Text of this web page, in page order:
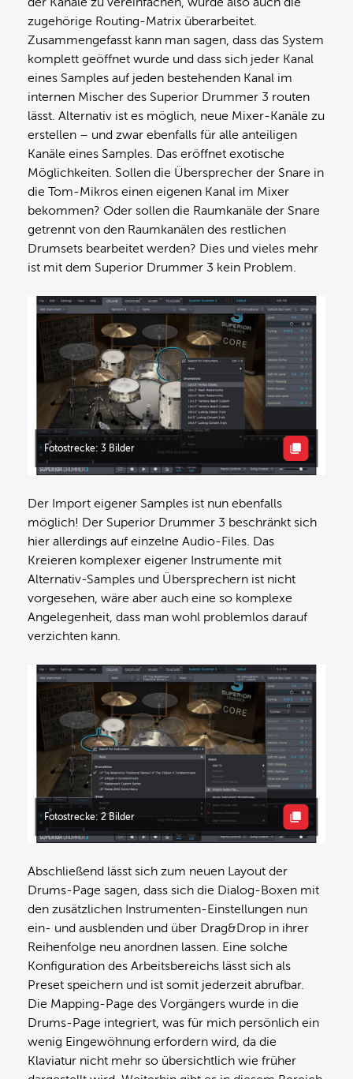
zugehörige Routing-Matrix überarbeitet.
Zusammengefasst kann man sagen, dass das System
komplett geöffnet wurde und dass sich jeder Kanal
eines Samples auf jeden bestehenden Kanal im
internen Mischer des Superior Drummer 3 routen
lässt. Alternativ ist es möglich, neue Mixer-Kanäle zu
erstellen – und zwar ebenfalls für alle anteiligen
Kanäle eines Samples. Das eröffnet exotische
Möglichkeiten. Sollen die Übersprecher der Snare in
die Tom-Mikros einen eigenen Kanal im Mixer
bekommen? Oder sollen die Raumkanäle der Snare
getrennt von den Raumkanälen des restlichen
Drumsets bearbeitet werden? Dies und vieles mehr
ist mit dem Superior Drummer 3 kein Problem.
Fotostrecke: 3 Bilder
Der Import eigener Samples ist nun ebenfalls
möglich! Der Superior Drummer 3 beschränkt sich
hier allerdings auf einzelne Audio-Files. Das
Kreieren komplexer eigener Instrumente mit
Alternativ-Samples und Übersprechern ist nicht
vorgesehen, wäre aber auch eine so komplexe
Angelegenheit, dass man wohl problemlos darauf
verzichten kann.
Fotostrecke: 2 Bilder
Abschließend lässt sich zum neuen Layout der
Drums-Page sagen, dass sich die Dialog-Boxen mit
den zusätzlichen Instrumenten-Einstellungen nun
ein- und ausblenden und über Drag&Drop in ihrer
Reihenfolge neu anordnen lassen. Eine solche
Konfiguration des Arbeitsbereichs lässt sich als
Preset speichern und ist somit jederzeit abrufbar.
Die Mapping-Page des Vorgängers wurde in die
Drums-Page integriert, was für mich persönlich ein
wenig Eingewöhnung erfordern wird, da die
Klaviatur nicht mehr so übersichtlich wie früher